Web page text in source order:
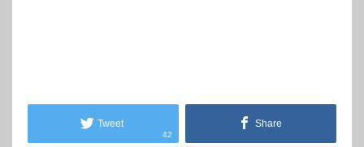
Tweet
42
Share